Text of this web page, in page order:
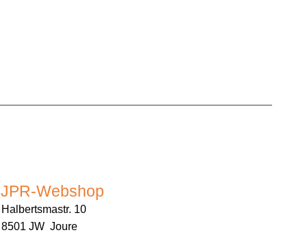
JPR-Webshop
Halbertsmastr. 10
8501 JW Joure